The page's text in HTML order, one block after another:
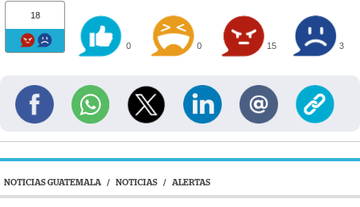
18
0 0 15 3
NOTICIAS GUATEMALA / NOTICIAS / ALERTAS